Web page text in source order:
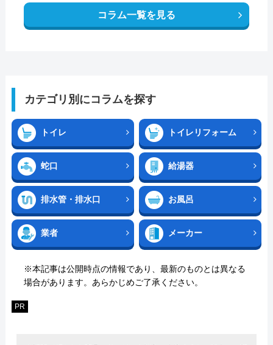
コラム一覧を見る
カテゴリ別にコラムを探す
トイレ トイレリフォーム
蛇口 給湯器
排水管・排水口 お風呂
業者 メーカー
※本記事は公開時点の情報であり、最新のものとは異なる
場合があります。あらかじめご了承ください。
PR